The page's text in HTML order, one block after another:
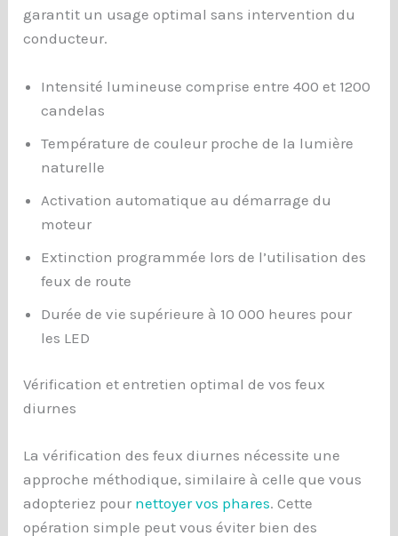
garantit un usage optimal sans intervention du
conducteur.
Intensité lumineuse comprise entre 400 et 1200
candelas
Température de couleur proche de la lumière
naturelle
Activation automatique au démarrage du
moteur
Extinction programmée lors de l’utilisation des
feux de route
Durée de vie supérieure à 10 000 heures pour
les LED
Vérification et entretien optimal de vos feux
diurnes
La vérification des feux diurnes nécessite une
approche méthodique, similaire à celle que vous
adopteriez pour nettoyer vos phares. Cette
opération simple peut vous éviter bien des